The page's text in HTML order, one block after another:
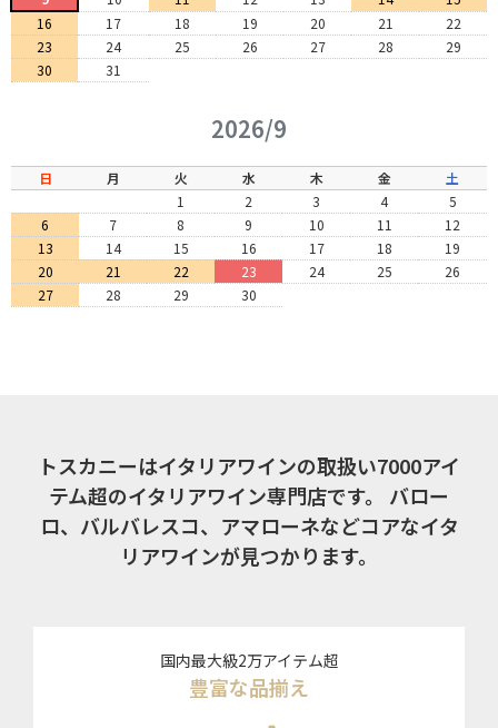
16
17 18 19 20 21
22
23
24 25 26 27 28
29
30
31
2026/9
日 月 火 水 木 金
土
1
2 3 4
5
6
7 8 9 10 11
12
13
14 15 16 17 18
19
20
21 22 23 24 25
26
27
28 29 30
トスカニーはイタリアワインの取扱い7000アイ
テム超のイタリアワイン専門店です。
バロー
ロ、バルバレスコ、アマローネなどコアなイタ
リアワインが見つかります。
国内最大級2万アイテム超
豊富な品揃え